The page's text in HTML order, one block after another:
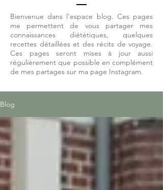
Bienvenue dans l'espace blog. Ces pages
me permettent de vous partager mes
connaissances diététiques, quelques
recettes détaillées et des récits de voyage.
Ces pages seront mises à jour aussi
régulièrement que possible en complément
de mes partages sur ma page Instagram.
Blog